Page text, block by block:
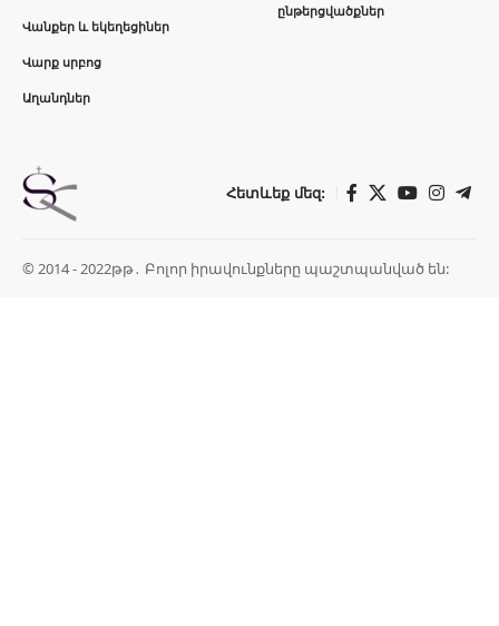
Վանքեր և եկեղեցիներ
Վարք սրբոց
Աղանդներ
ընթերցվածքներ
Հետևեք մեզ:
© 2014 - 2022թթ․ Բոլոր իրավունքները պաշտպանված են: